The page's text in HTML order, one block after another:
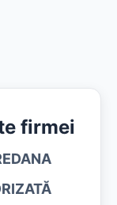
firmei